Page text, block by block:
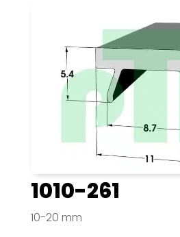
1010-261
10-20 mm